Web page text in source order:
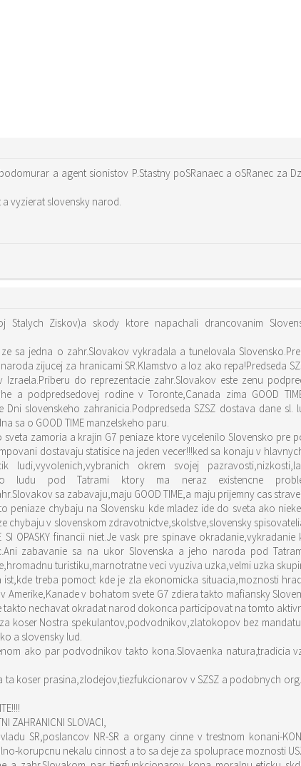
a agent sionistov P.Stastny poSRanaec a oSRanec za
vyzierat slovensky narod.
Ziskov)a skody ktore napachali drancovanim
sa jedna o zahr.Slovakov vykradala a tunelovala
zijucej za hranicami SR.Klamstvo a loz ako repa!Predseda
do reprezentacie zahr.Slovakov este zenu
podpredsedovej rodine v Toronte,Canada zima GOOD
slovenskeho zahranicia.Podpredseda SZSZ dostava dane sl.
sa o GOOD TIME manzelskeho paru.
zamoria a krajin G7 peniaze ktore vycelenilo Slovensko pre
dostavaju statisice na jeden vecer!!!ked sa konaju v
ludi,vyvolenich,vybranich okrem svojej
ludu pod Tatrami ktory ma neraz existencne
sa zabavaju,maju GOOD TIME,a maju prijemny cas
peniaze chybaju na Slovensku kde mladez ide do sveta ako
v slovenskom zdravotnictve,skolstve,slovensky
OPASKY financii niet.Je vask pre spinave
zabavanie sa na ukor Slovenska a jeho naroda pod
turistiku,marnotratne veci vyuziva uzka,velmi uzka
treba pomoct kde je zla ekonomicka situacia,moznosti
v bohatom svete G7 zdiera takto mafiansky
nechavat okradat narod dokonca participovat na tomto
koser Nostra spekulantov,podvodnikov,zlatokopov bez
a slovensky lud.
ta koser prasina,zlodejov,tiezfukcionarov v SZSZ a podobnych
ZAHRANICNI SLOVACI,
SR,poslancov NR-SR a organy cinne v trestnom konani-
korupcnu nekalu cinnost a to sa deje za spoluprace moznosti